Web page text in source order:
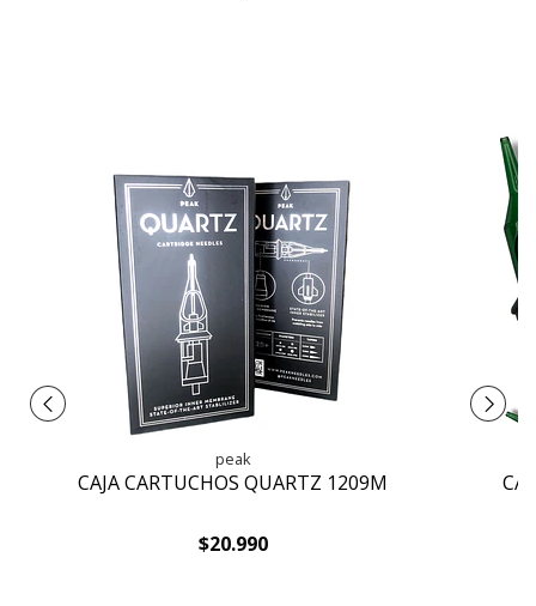
peak
CAJA CARTUCHOS QUARTZ 1209M
$20.990